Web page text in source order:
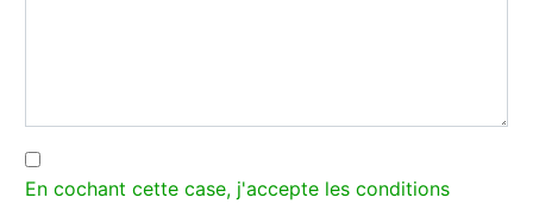
En cochant cette case, j'accepte les conditions